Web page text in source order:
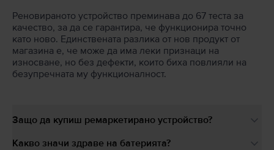
Реновираното устройство преминава до 67 теста за
качество, за да се гарантира, че функционира точно
като ново. Единствената разлика от нов продукт от
магазина е, че може да има леки признаци на
износване, но без дефекти, които биха повлияли на
безупречната му функционалност.
Защо да купиш ремаркетирано устройство?
Какво значи здраве на батерията?